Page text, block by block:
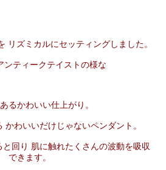
リズミカルにセッティングしました。
ンティークテイストの様な
るかわいい仕上がり。
かわいいだけじゃないペンダント。
回り 肌に触れたくさんの波動を吸収
できます。